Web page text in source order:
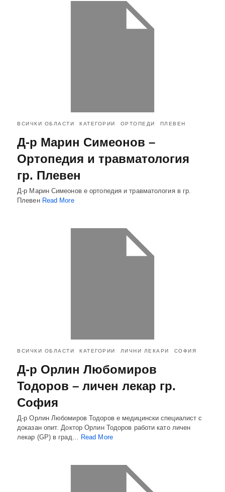
ВСИЧКИ ОБЛАСТИ КАТЕГОРИИ ОРТОПЕДИ ПЛЕВЕН
Д-р Марин Симеонов –
Ортопедия и травматология
гр. Плевен
Д-р Марин Симеонов е ортопедия и травматология в гр.
Плевен Read More
ВСИЧКИ ОБЛАСТИ КАТЕГОРИИ ЛИЧНИ ЛЕКАРИ СОФИЯ
Д-р Орлин Любомиров
Тодоров – личен лекар гр.
София
Д-р Орлин Любомиров Тодоров e медицински специалист с
доказан опит. Доктор Орлин Тодоров работи като личен
лекар (GP) в град…
Read More